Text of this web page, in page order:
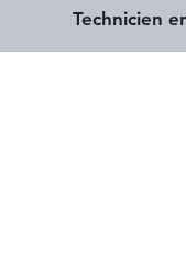
Technicien